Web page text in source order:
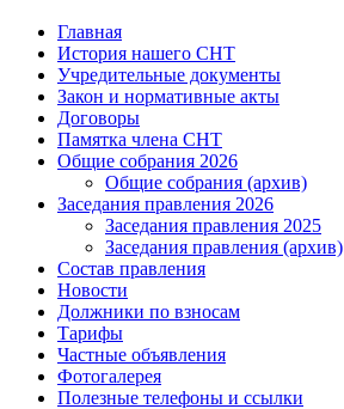
Главная
История нашего СНТ
Учредительные документы
Закон и нормативные акты
Договоры
Памятка члена СНТ
Общие собрания 2026
Общие собрания (архив)
Заседания правления 2026
Заседания правления 2025
Заседания правления (архив)
Состав правления
Новости
Должники по взносам
Тарифы
Частные объявления
Фотогалерея
Полезные телефоны и ссылки